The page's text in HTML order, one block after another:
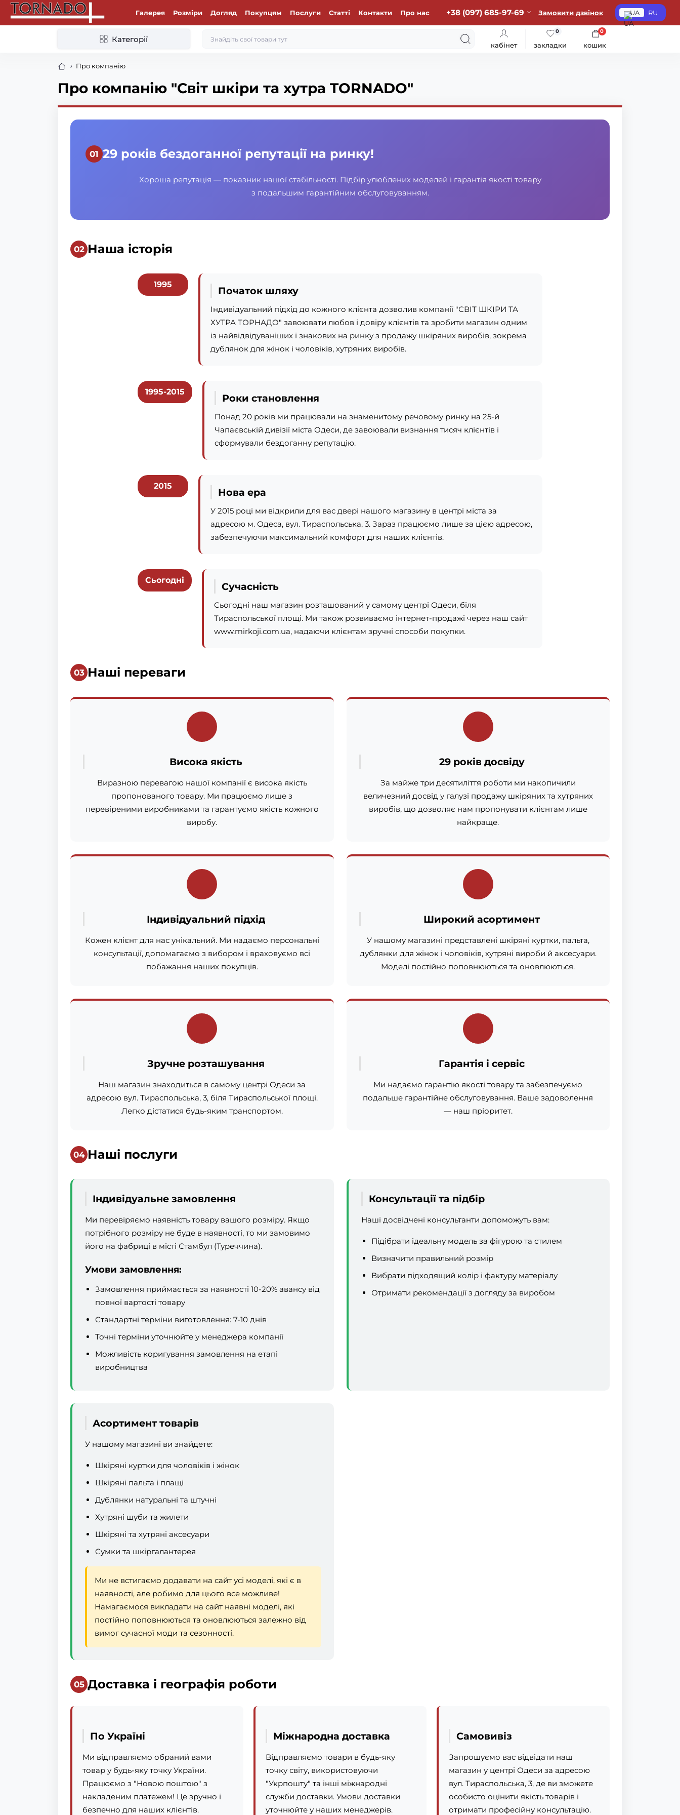
Галерея Розміри Догляд Покупцям Послуги Статті Контакти Про нас +38 (097) 685-97-69 Замовити дзвінок UA RU
Категорії
кабінет закладки
0
кошик
0
Про компанію
Про компанію "Світ шкіри та хутра TORNADO"
29 років бездоганної репутації на ринку!
Хороша репутація — показник нашої стабільності. Підбір улюблених моделей і гарантія якості товару
з подальшим гарантійним обслуговуванням.
Наша історія
1995
Початок шляху
Індивідуальний підхід до кожного клієнта дозволив компанії "СВІТ ШКІРИ ТА
ХУТРА ТОРНАДО" завоювати любов і довіру клієнтів та зробити магазин одним
із найвідвідуваніших і знакових на ринку з продажу шкіряних виробів, зокрема
дублянок для жінок і чоловіків, хутряних виробів.
1995-2015
Роки становлення
Понад 20 років ми працювали на знаменитому речовому ринку на 25-й
Чапаєвській дивізії міста Одеси, де завоювали визнання тисяч клієнтів і
сформували бездоганну репутацію.
2015
Нова ера
У 2015 році ми відкрили для вас двері нашого магазину в центрі міста за
адресою м. Одеса, вул. Тираспольська, 3. Зараз працюємо лише за цією адресою,
забезпечуючи максимальний комфорт для наших клієнтів.
Сьогодні
Сучасність
Сьогодні наш магазин розташований у самому центрі Одеси, біля
Тираспольської площі. Ми також розвиваємо інтернет-продажі через наш сайт
www.mirkoji.com.ua, надаючи клієнтам зручні способи покупки.
Наші переваги
Висока якість
Виразною перевагою нашої компанії є висока якість
пропонованого товару. Ми працюємо лише з
перевіреними виробниками та гарантуємо якість кожного
виробу.
29 років досвіду
За майже три десятиліття роботи ми накопичили
величезний досвід у галузі продажу шкіряних та хутряних
виробів, що дозволяє нам пропонувати клієнтам лише
найкраще.
Індивідуальний підхід
Кожен клієнт для нас унікальний. Ми надаємо персональні
консультації, допомагаємо з вибором і враховуємо всі
побажання наших покупців.
Широкий асортимент
У нашому магазині представлені шкіряні куртки, пальта,
дублянки для жінок і чоловіків, хутряні вироби й аксесуари.
Моделі постійно поповнюються та оновлюються.
Зручне розташування
Наш магазин знаходиться в самому центрі Одеси за
адресою вул. Тираспольська, 3, біля Тираспольської площі.
Легко дістатися будь-яким транспортом.
Гарантія і сервіс
Ми надаємо гарантію якості товару та забезпечуємо
подальше гарантійне обслуговування. Ваше задоволення
— наш пріоритет.
Наші послуги
Індивідуальне замовлення
Ми перевіряємо наявність товару вашого розміру. Якщо
потрібного розміру не буде в наявності, то ми замовимо
його на фабриці в місті Стамбул (Туреччина).
Умови замовлення:
Замовлення приймається за наявності 10-20% авансу від
повної вартості товару
Стандартні терміни виготовлення: 7-10 днів
Точні терміни уточнюйте у менеджера компанії
Можливість коригування замовлення на етапі
виробництва
Консультації та підбір
Наші досвідчені консультанти допоможуть вам:
Підібрати ідеальну модель за фігурою та стилем
Визначити правильний розмір
Вибрати підходящий колір і фактуру матеріалу
Отримати рекомендації з догляду за виробом
Асортимент товарів
У нашому магазині ви знайдете:
Шкіряні куртки для чоловіків і жінок
Шкіряні пальта і плащі
Дублянки натуральні та штучні
Хутряні шуби та жилети
Шкіряні та хутряні аксесуари
Сумки та шкіргалантерея
Ми не встигаємо додавати на сайт усі моделі, які є в
наявності, але робимо для цього все можливе!
Намагаємося викладати на сайт наявні моделі, які
постійно поповнюються та оновлюються залежно від
вимог сучасної моди та сезонності.
Доставка і географія роботи
По Україні
Ми відправляємо обраний вами
товар у будь-яку точку України.
Працюємо з "Новою поштою" з
накладеним платежем! Це зручно і
безпечно для наших клієнтів.
Міжнародна доставка
Відправляємо товари в будь-яку
точку світу, використовуючи
"Укрпошту" та інші міжнародні
служби доставки. Умови доставки
уточнюйте у наших менеджерів.
Самовивіз
Запрошуємо вас відвідати наш
магазин у центрі Одеси за адресою
вул. Тираспольська, 3, де ви зможете
особисто оцінити якість товарів і
отримати професійну консультацію.